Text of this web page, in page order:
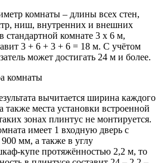
комнаты – длины всех стен,
ниш, внутренних и внешних
стандартной комнате 3 х 6 м,
3 + 6 + 3 + 6 = 18 м. С учётом
может достигать 24 м и более.
комнаты
вычитается ширина каждого
также места установки встроенной
зонах плинтус не монтируется.
имеет 1 входную дверь с
мм, а также в углу
купе протяжённостью 2,2 м, то